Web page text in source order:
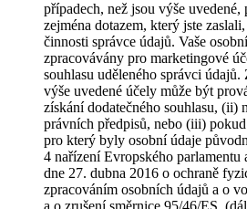
případech, než jsou výše
zejména dotazem, který jste
činnosti správce údajů. Vaše
zpracovávány pro marketingové
souhlasu uděleného správci
výše uvedené účely může být
získání dodatečného souhlasu, (ii)
právních předpisů, nebo (iii)
pro který byly osobní údaje
4 nařízení Evropského
dne 27. dubna 2016 o ochraně
zpracováním osobních údajů a o
a o zrušení směrnice 95/46/ES,